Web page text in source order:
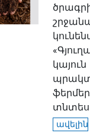
կայուն
ավելին